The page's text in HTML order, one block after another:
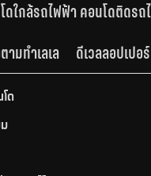
ดใกล้รถไฟฟ้า คอนโดติดรถ
มทำเลเล
ดีเวลลอปเปอร์
ด